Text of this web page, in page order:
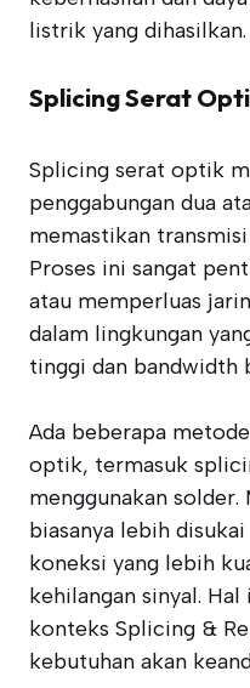
listrik yang dihasilkan.
Splicing Serat
Splicing serat optik
penggabungan dua
memastikan
Proses ini sangat
atau memperluas
dalam lingkungan
tinggi dan bandwidth
Ada beberapa
optik, termasuk
menggunakan
biasanya lebih
koneksi yang lebih
kehilangan sinyal.
konteks Splicing &
kebutuhan akan